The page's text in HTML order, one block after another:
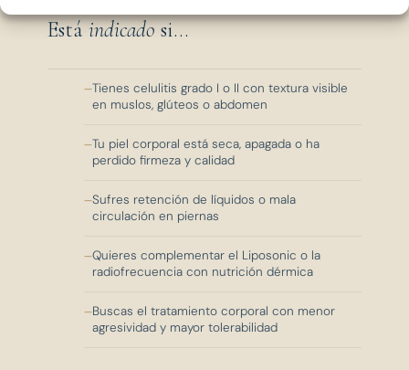
Estáindicadosi...
Tienes celulitis grado I o II con textura visible
en muslos, glúteos o abdomen
Tu piel corporal está seca, apagada o ha
perdido firmeza y calidad
Sufres retención de líquidos o mala
circulación en piernas
Quieres complementar el Liposonic o la
radiofrecuencia con nutrición dérmica
Buscas el tratamiento corporal con menor
agresividad y mayor tolerabilidad